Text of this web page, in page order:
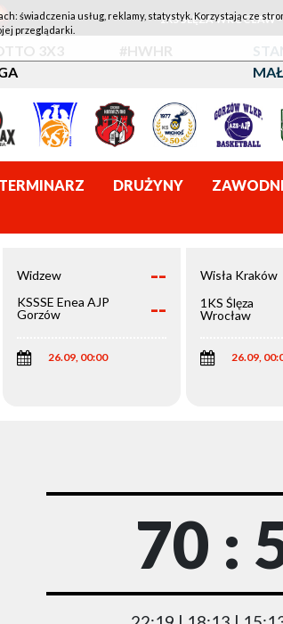
1KS ŚLĘZA WROCŁAW
3X3
#HWHR
TERMINARZ DRUŻYNY
Widzew --
KSSSE Enea AJP
Gorzów
--
26.09, 00:00
Wisła Kraków
1KS Ślęza
Wrocław
26.09,
70 :
świadczenia usług, reklamy, statystyk. Korzystając ze
przeglądarki.